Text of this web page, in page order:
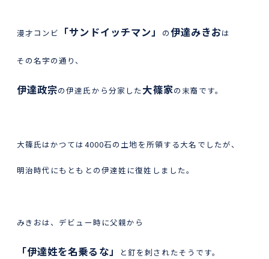
漫才コンビ 「サンドイッチマン」 の伊達みきおは
その名字の通り、
伊達政宗の伊達氏から分家した大篠家の末裔です。
大篠氏はかつては4000石の土地を所領する大名でしたが、
明治時代にもともとの伊達姓に復姓しました。
みきおは、デビュー時に父親から
「伊達姓を名乗るな」 と釘を刺されたそうです。